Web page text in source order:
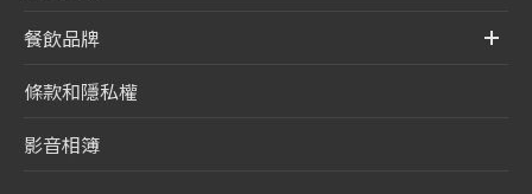
餐飲品牌
條款和隱私權
影音相簿